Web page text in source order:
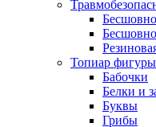
Топиар фигуры
Бабочки
Белки и
Буквы
Грибы